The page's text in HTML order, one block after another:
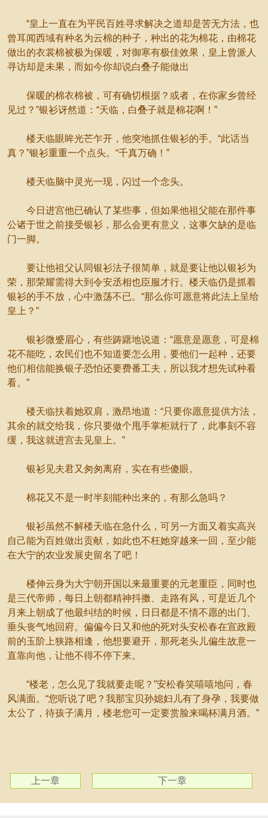
“皇上一直在为平民百姓寻求解决之道却是苦无方法，也
曾耳闻西域有种名为云棉的种子，种出的花为棉花，由棉花
做出的衣裳棉被极为保暖，对御寒有极佳效果，皇上曾派人
寻访却是未果，而如今你却说白叠子能做出
保暖的棉衣棉被，可有确切根据？或者，在你家乡曾经
见过？”银衫讶然道：“天临，白叠子就是棉花啊！”
楼天临眼眸光芒乍开，他突地抓住银衫的手。“此话当
真？”银衫重重一个点头。“千真万确！”
楼天临脑中灵光一现，闪过一个念头。
今日进宫他已确认了某些事，但如果他祖父能在那件事
公诸于世之前接受银衫，那么会更有意义，这事欠缺的是临
门一脚。
要让他祖父认同银衫法子很简单，就是要让他以银衫为
荣，那荣耀需得大到令安丞相也臣服才行。楼天临仍是抓着
银衫的手不放，心中激荡不已。“那么你可愿意将此法上呈给
皇上？”
银衫微蹙眉心，有些踌躇地说道：“愿意是愿意，可是棉
花不能吃，农民们也不知道要怎么用，要他们一起种，还要
他们相信能换银子恐怕还要费番工夫，所以我才想先试种看
看。”
楼天临扶着她双肩，激昂地道：“只要你愿意提供方法，
其余的就交给我，你只要做个甩手掌柜就行了，此事刻不容
缓，我这就进宫去见皇上。”
银衫见夫君又匆匆离府，实在有些傻眼。
棉花又不是一时半刻能种出来的，有那么急吗？
银衫虽然不解楼天临在急什么，可另一方面又着实高兴
自己能为百姓做出贡献，如此也不枉她穿越来一回，至少能
在大宁的农业发展史留名了吧！
楼伸云身为大宁朝开国以来最重要的元老重臣，同时也
是三代帝师，每日上朝都精神抖擞、走路有风，可是近几个
月来上朝成了他最纠结的时候，日日都是不情不愿的出门、
垂头丧气地回府。偏偏今日又和他的死对头安松春在宣政殿
前的玉阶上狭路相逢，他想要避开，那死老头儿偏生故意一
直靠向他，让他不得不停下来。
“楼老，怎么见了我就要走呢？”安松春笑嘻嘻地问，春
风满面。“您听说了吧？我那宝贝孙媳妇儿有了身孕，我要做
太公了，待孩子满月，楼老您可一定要赏脸来喝杯满月酒。”
上一章 下一章